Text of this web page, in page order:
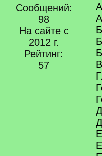
Сообщений:
98
На сайте с
2012 г.
Рейтинг:
57